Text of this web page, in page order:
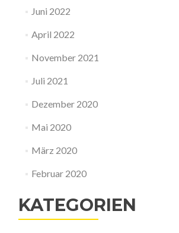
Juni 2022
April 2022
November 2021
Juli 2021
Dezember 2020
Mai 2020
März 2020
Februar 2020
KATEGORIEN